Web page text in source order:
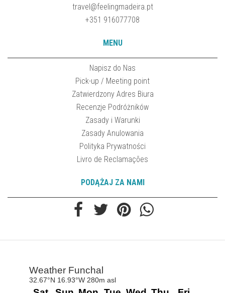
travel@feelingmadeira.pt
+351 916077708
MENU
Napisz do Nas
Pick-up / Meeting point
Zatwierdzony Adres Biura
Recenzje Podróżników
Zasady i Warunki
Zasady Anulowania
Polityka Prywatności
Livro de Reclamações
PODĄŻAJ ZA NAMI